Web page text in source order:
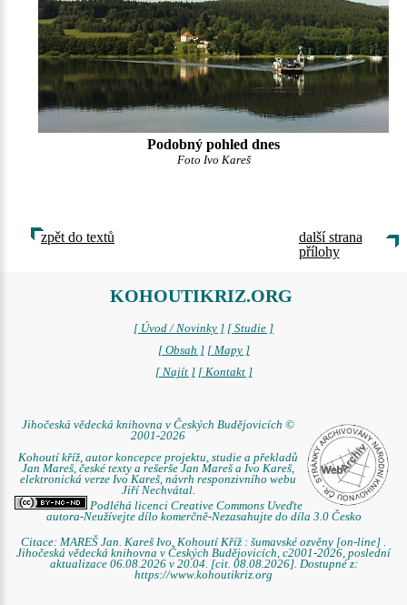
Podobný pohled dnes
Foto Ivo Kareš
zpět do textů
další strana
přílohy
KOHOUTIKRIZ.ORG
[ Úvod / Novinky ] [ Studie ]
[ Obsah ] [ Mapy ]
[ Najít ] [ Kontakt ]
Jihočeská vědecká knihovna v Českých Budějovicích ©
2001-2026
Kohoutí kříž, autor koncepce projektu, studie a překladů
Jan Mareš, české texty a rešerše Jan Mareš a Ivo Kareš,
elektronická verze Ivo Kareš, návrh responzivního webu
Jiří Nechvátal.
Podléhá licenci Creative Commons Uveďte
autora-Neužívejte dílo komerčně-Nezasahujte do díla 3.0 Česko
Citace: MAREŠ Jan. Kareš Ivo. Kohoutí Kříž : šumavské ozvěny [on-line] .
Jihočeská vědecká knihovna v Českých Budějovicích, c2001-2026, poslední
aktualizace 06.08.2026 v 20.04. [cit. 08.08.2026]. Dostupné z:
https://www.kohoutikriz.org